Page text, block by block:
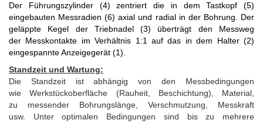
Der Führungszylinder (4) zentriert die in dem Tastkopf (5)
eingebauten Messradien (6) axial und radial in der Bohrung. Der
geläppte Kegel der Triebnadel (3) überträgt den Messweg
der Messkontakte im Verhältnis 1:1 auf das in dem Halter (2)
eingespannte Anzeigegerät (1).
Standzeit und Wartung:
Die Standzeit ist abhängig von den Messbedingungen
wie Werkstückoberfläche (Rauheit, Beschichtung), Material,
zu messender Bohrungslänge, Verschmutzung, Messkraft
usw. Unter optimalen Bedingungen sind bis zu mehrere